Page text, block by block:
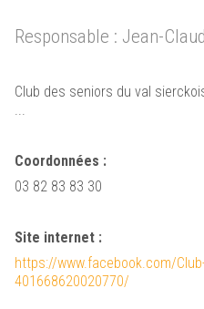
Cliquez ici
Responsable : Jean-
Club des seniors du val
Coordonnées :
03 82 83 83 30
Site internet :
https://www.facebook.com/
401668620020770/